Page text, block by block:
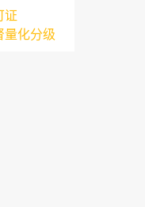
证
量化分级